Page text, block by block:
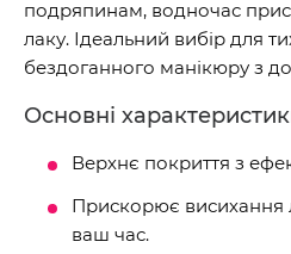
подряпинам, водночас
лаку. Ідеальний вибір для
бездоганного манікюру з
Основні
Верхнє покриття з
Прискорює
ваш час.